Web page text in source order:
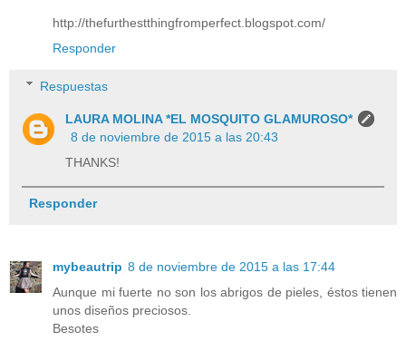
http://thefurthestthingfromperfect.blogspot.com/
Responder
Respuestas
LAURA MOLINA *EL MOSQUITO GLAMUROSO*
8 de noviembre de 2015 a las 20:43
THANKS!
Responder
mybeautrip 8 de noviembre de 2015 a las 17:44
Aunque mi fuerte no son los abrigos de pieles, éstos tienen
unos diseños preciosos.
Besotes